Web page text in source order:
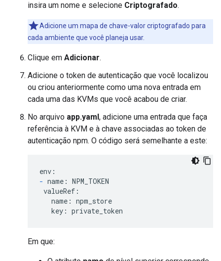
insira um nome e selecione Criptografado.
Adicione um mapa de chave-valor criptografado para
cada ambiente que você planeja usar.
Clique em Adicionar.
Adicione o token de autenticação que você localizou
ou criou anteriormente como uma nova entrada em
cada uma das KVMs que você acabou de criar.
No arquivo app.yaml, adicione uma entrada que faça
referência à KVM e à chave associadas ao token de
autenticação npm. O código será semelhante a este:
- name: NPM_TOKEN
valueRef:
   name: npm_store
   key: private_token
Em que: